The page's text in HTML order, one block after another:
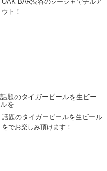
OAK BAR渋谷のシーシャでチルア
ウト！
話題のタイガービールを生ビー
ルを
話題のタイガービールを生ビール
をでお楽しみ頂けます！